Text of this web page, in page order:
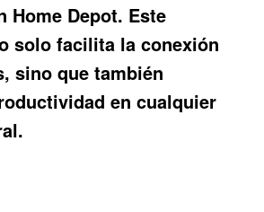
Home Depot. Este
solo facilita la conexión
sino que también
en cualquier